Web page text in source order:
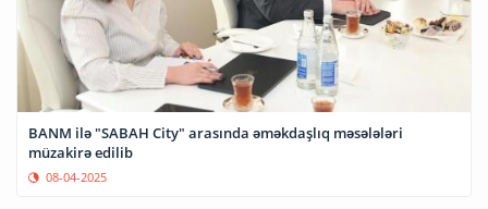
BANM ilə "SABAH City" arasında əməkdaşlıq məsələləri
müzakirə edilib
08-04-2025